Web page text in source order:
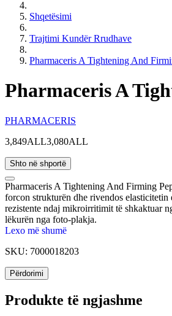
Shqetësimi
Trajtimi Kundër Rrudhave
Pharmaceris A Tightening And
Pharmaceris A
PHARMACERIS
3,849ALL3,080ALL
Shto në shportë
Pharmaceris A Tightening And Firming
forcon strukturën dhe rivendos
rezistente ndaj mikroirritimit të shkaktuar
lëkurën nga foto-plakja.
Lexo më shumë
SKU: 7000018203
Përdorimi
Produkte të ngjashme